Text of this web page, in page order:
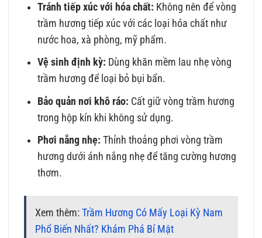
Tránh tiếp xúc với hóa chất: Không nên để vòng
trầm hương tiếp xúc với các loại hóa chất như
nước hoa, xà phòng, mỹ phẩm.
Vệ sinh định kỳ: Dùng khăn mềm lau nhẹ vòng
trầm hương để loại bỏ bụi bẩn.
Bảo quản nơi khô ráo: Cất giữ vòng trầm hương
trong hộp kín khi không sử dụng.
Phơi nắng nhẹ: Thỉnh thoảng phơi vòng trầm
hương dưới ánh nắng nhẹ để tăng cường hương
thơm.
Xem thêm:Trầm Hương Có Mấy Loại Kỳ Nam
Phổ Biến Nhất? Khám Phá Bí Mật